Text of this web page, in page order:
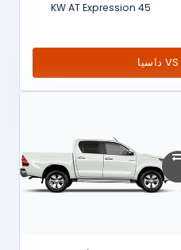
45 KW AT Expression